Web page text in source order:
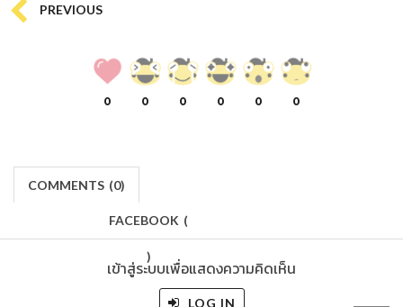
PREVIOUS
0 0 0 0 0 0
COMMENTS (0)
FACEBOOK (
)
เข้าสู่ระบบเพื่อแสดงความคิดเห็น
LOG IN